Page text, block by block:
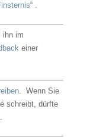
“ .
ihn im
einer
. Wenn Sie
schreibt, dürfte